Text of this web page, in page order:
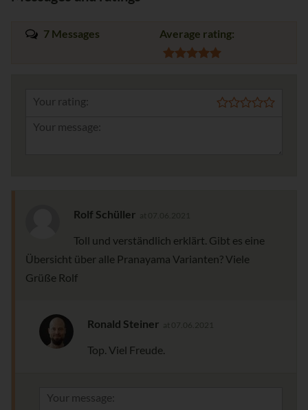
7 Messages Average rating:
Your rating:
Rolf Schüller
Toll und verständlich erklärt. Gibt es eine
Übersicht über alle Pranayama Varianten? Viele
Grüße Rolf
Ronald Steiner at 07.06.2021
Top. Viel Freude.